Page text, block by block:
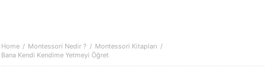
Home Montessori Nedir ?
Montessori Kitapları
Bana Kendi Kendime Yetmeyi Öğret